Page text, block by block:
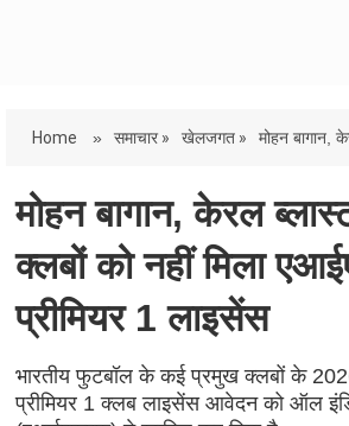
Home » समाचार » खेलजगत » मोहन बागान,
मोहन बागान, केरल
क्लबों को नहीं मिला
प्रीमियर 1 लाइसेंस
भारतीय फुटबॉल के कई प्रमुख क्लबों के
प्रीमियर 1 क्लब लाइसेंस आवेदन को ऑल